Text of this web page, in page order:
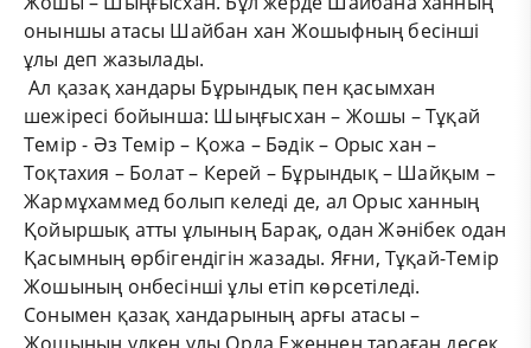
оныншы атасы Шайбан хан Жошыфның бесінші
ұлы деп жазылады.
Ал қазақ хандары Бұрындық пен қасымхан
шежіресі бойынша: Шыңғысхан – Жошы – Тұқай
Темір - Әз Темір – Қожа – Бәдік – Орыс хан –
Тоқтахия – Болат – Керей – Бұрындық – Шайқым –
Жармұхаммед болып келеді де, ал Орыс ханның
Қойыршық атты ұлының Барақ, одан Жәнібек одан
Қасымның өрбігендігін жазады. Яғни, Тұқай-Темір
Жошының онбесінші ұлы етіп көрсетіледі.
Сонымен қазақ хандарының арғы атасы –
Жошының үлкен ұлы Орда Еженнен тараған десек